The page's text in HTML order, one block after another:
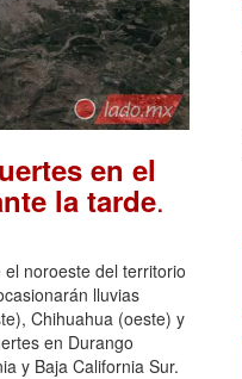
en el
la tarde.
noroeste del territorio
lluvias
Chihuahua (oeste) y
en Durango
y Baja California Sur.